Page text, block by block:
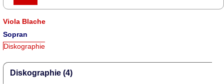
Viola Blache
Sopran
Diskographie
Diskographie (4)